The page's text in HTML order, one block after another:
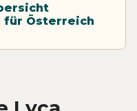
für Österreich